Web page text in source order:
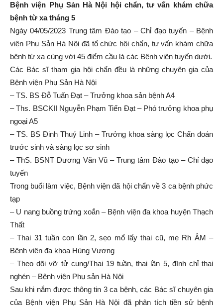
Bệnh viện Phụ Sản Hà Nội hội chẩn, tư vấn khám chữa
bệnh từ xa tháng 5
Ngày 04/05/2023 Trung tâm Đào tạo – Chỉ đạo tuyến – Bệnh
viện Phụ Sản Hà Nội đã tổ chức hội chẩn, tư vấn khám chữa
bệnh từ xa cùng với 45 điểm cầu là các Bệnh viện tuyến dưới.
Các Bác sĩ tham gia hội chẩn đều là những chuyên gia của
Bệnh viện Phụ Sản Hà Nội
– TS. BS Đỗ Tuấn Đạt – Trưởng khoa sản bệnh A4
– Ths. BSCKII Nguyễn Phạm Tiến Đạt – Phó trưởng khoa phụ
ngoại A5
– TS. BS Đinh Thuý Linh – Trưởng khoa sàng lọc Chẩn đoán
trước sinh và sàng lọc sơ sinh
– ThS. BSNT Dương Văn Vũ – Trung tâm Đào tạo – Chỉ đạo
tuyến
Trong buổi làm việc, Bệnh viện đã hội chẩn về 3 ca bệnh phức
tạp
– U nang buồng trứng xoắn – Bệnh viện đa khoa huyện Thạch
Thất
– Thai 31 tuần con lần 2, sẹo mổ lấy thai cũ, mẹ Rh ÂM –
Bệnh viện đa khoa Hùng Vương
– Theo dõi vỡ tử cung/Thai 19 tuần, thai lần 5, đình chỉ thai
nghén – Bệnh viện Phụ sản Hà Nội
Sau khi nắm được thông tin 3 ca bệnh, các Bác sĩ chuyên gia
của Bệnh viện Phụ Sản Hà Nội đã phân tích tiền sử bệnh